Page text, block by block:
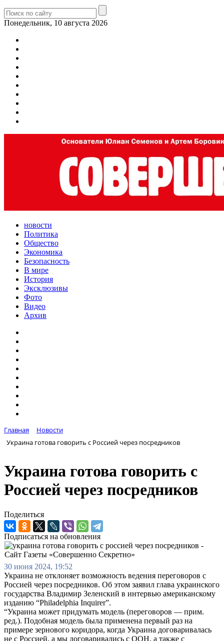
Понедельник, 10 августа 2026
новости
Политика
Общество
Экономика
Безопасность
В мире
История
Эксклюзивы
Фото
Видео
Архив
Главная
Новости
Украина готова говорить с Россией через посредников
Украина готова говорить с
Россией через посредников
Поделиться
Подписаться на обновления
30 июня 2024, 19:52
Украина не отклоняет возможность ведения переговоров с
Россией через посредников. Об этом заявил глава украинского
государства Владимир Зеленский в интервью американскому
изданию “Philadelphia Inquirer”.
“Украина может придумать модель (переговоров — прим.
ред.). Подобная модель была применена первый раз на
примере зернового коридора, когда Украина договаривалась
не с Россией, а мы договаривались с ООН, а также с